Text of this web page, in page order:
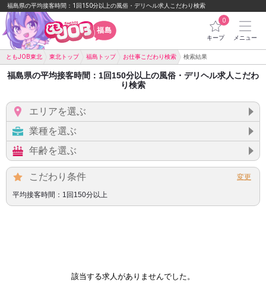
福島県の平均接客時間：1回150分以上の風俗・デリヘル求人こだわり検索
福島
0
キープ メニュー
ともJOB東北 東北トップ 福島トップ お仕事こだわり検索 検索結果
福島県の平均接客時間：1回150分以上の風俗・デリヘル求人こだわ
り検索
エリアを選ぶ
業種を選ぶ
年齢を選ぶ
こだわり条件
平均接客時間：1回150分以上
該当する求人がありませんでした。